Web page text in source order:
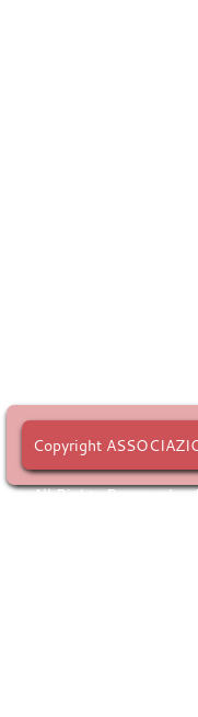
Copyright
All Rights Reserved. -